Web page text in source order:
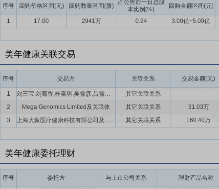
序号 回购价格区间(元) 回购数量区间(股)
占公告前一日总股
本比例(%)
回购金额区间(元)
1 17.00 2941万 0.94 3.00亿~5.00亿
美年健康关联交易
序号 交易方 关联关系 交易金额(元)
1 刘三宝,刘菊香,桂嘉男,吴雪彦,吕雪珍,吴星明,黄荣,程景森,郑超,周涛等 其它关联关系
-
2
Mega Genomics Limited及关联体 其它关联关系
31.03万
3
上海大象医疗健康科技有限公司及下属子公司 其它关联关系 160.40万
美年健康委托理财
序号 委托方 与上市公司关系 理财产品名称